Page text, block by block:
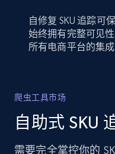
自修复 SKU 追踪可
始终拥有完整可见
所有电商平台的集成
爬虫工具市场
自助式 SKU
需要完全掌控你的